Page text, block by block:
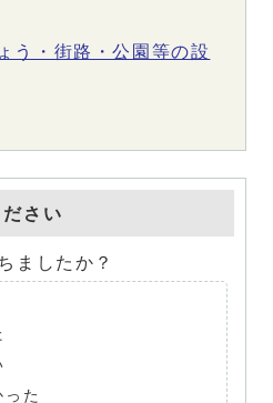
う・街路・公園等の設
さい
ましたか？
た